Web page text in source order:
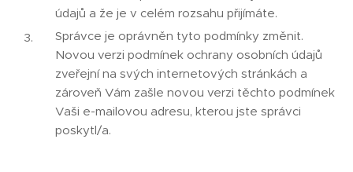
údajů a že je v celém rozsahu přijímáte.
Správce je oprávněn tyto podmínky změnit.
Novou verzi podmínek ochrany osobních údajů
zveřejní na svých internetových stránkách a
zároveň Vám zašle novou verzi těchto podmínek
Vaši e-mailovou adresu, kterou jste správci
poskytl/a.